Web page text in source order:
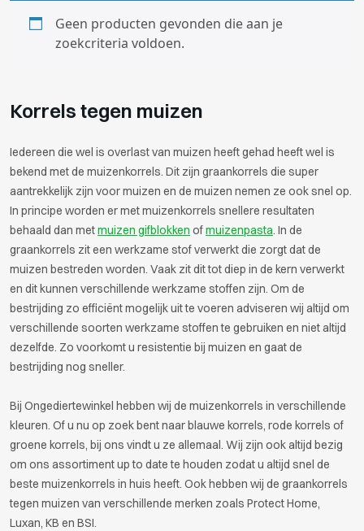
Geen producten gevonden die aan je
zoekcriteria voldoen.
Korrels tegen muizen
Iedereen die wel is overlast van muizen heeft gehad heeft wel is
bekend met de muizenkorrels. Dit zijn graankorrels die super
aantrekkelijk zijn voor muizen en de muizen nemen ze ook snel op.
In principe worden er met muizenkorrels snellere resultaten
behaald dan metmuizen gifblokken ofmuizenpasta. In de
graankorrels zit een werkzame stof verwerkt die zorgt dat de
muizen bestreden worden. Vaak zit dit tot diep in de kern verwerkt
en dit kunnen verschillende werkzame stoffen zijn. Om de
bestrijding zo efficiënt mogelijk uit te voeren adviseren wij altijd om
verschillende soorten werkzame stoffen te gebruiken en niet altijd
dezelfde. Zo voorkomt u resistentie bij muizen en gaat de
bestrijding nog sneller.
Bij Ongediertewinkel hebben wij de muizenkorrels in verschillende
kleuren. Of u nu op zoek bent naar blauwe korrels, rode korrels of
groene korrels, bij ons vindt u ze allemaal. Wij zijn ook altijd bezig
om ons assortiment up to date te houden zodat u altijd snel de
beste muizenkorrels in huis heeft. Ook hebben wij de graankorrels
tegen muizen van verschillende merken zoals Protect Home,
Luxan, KB en BSI.